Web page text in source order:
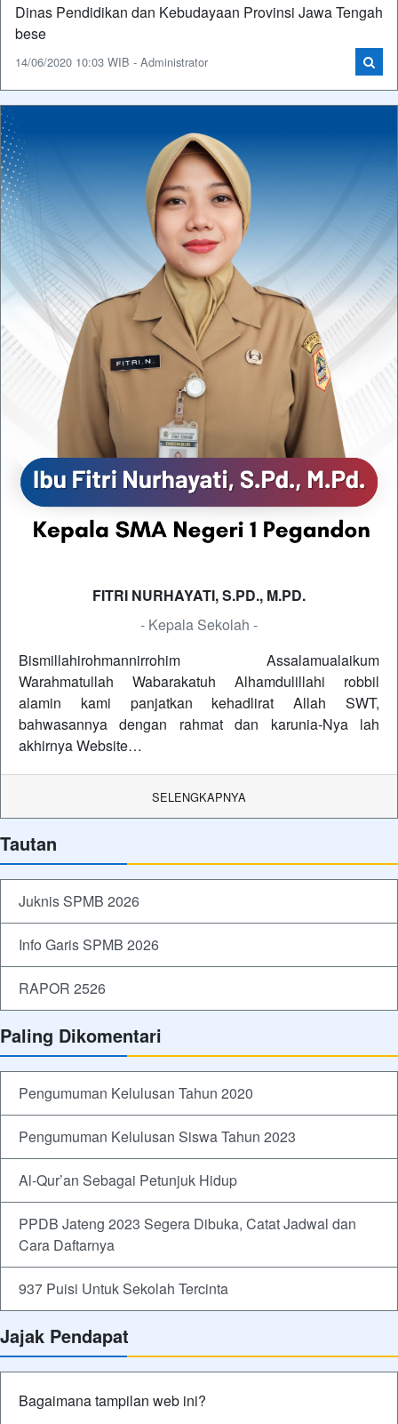
Dinas Pendidikan dan Kebudayaan Provinsi Jawa Tengah
bese
14/06/2020 10:03 WIB - Administrator
FITRI NURHAYATI, S.PD., M.PD.
- Kepala Sekolah -
Bismillahirohmannirrohim Assalamualaikum
Warahmatullah Wabarakatuh Alhamdulillahi robbil
alamin kami panjatkan kehadlirat Allah SWT,
bahwasannya dengan rahmat dan karunia-Nya lah
akhirnya Website…
SELENGKAPNYA
Tautan
Juknis SPMB 2026
Info Garis SPMB 2026
RAPOR 2526
Paling Dikomentari
Pengumuman Kelulusan Tahun 2020
Pengumuman Kelulusan Siswa Tahun 2023
Al-Qur’an Sebagai Petunjuk Hidup
PPDB Jateng 2023 Segera Dibuka, Catat Jadwal dan
Cara Daftarnya
937 Puisi Untuk Sekolah Tercinta
Jajak Pendapat
Bagaimana tampilan web ini?